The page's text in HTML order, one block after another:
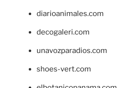
diarioanimales.com
decogaleri.com
unavozparadios.com
shoes-vert.com